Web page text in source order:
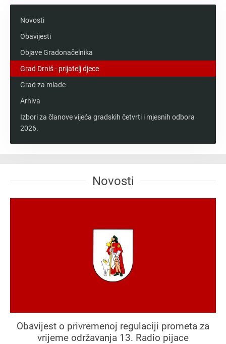
Novosti
Obavijesti
Objave Gradonačelnika
Grad Drniš - prijatelj djece
Grad za mlade
Arhiva
Izbori za članove vijeća gradskih četvrti i mjesnih odbora
2026.
Novosti
Obavijest o privremenoj regulaciji prometa za
vrijeme održavanja 13. Radio pijace